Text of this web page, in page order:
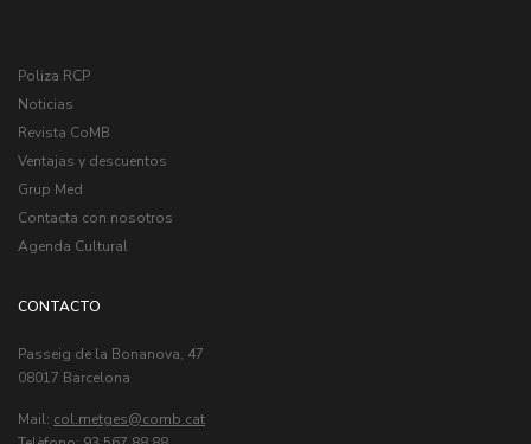
Poliza RCP
Noticias
Revista CoMB
Ventajas y descuentos
Grup Med
Contacta con nosotros
Agenda Cultural
CONTACTO
Passeig de la Bonanova, 47
08017 Barcelona
Mail: col.metges